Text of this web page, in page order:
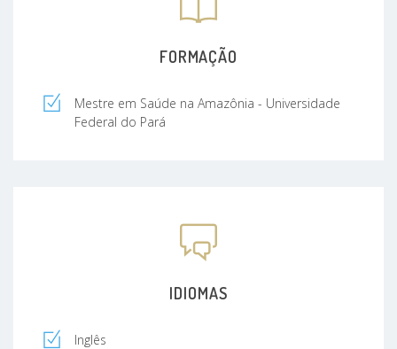
FORMAÇÃO
Mestre em Saúde na Amazônia - Universidade
Federal do Pará
IDIOMAS
Inglês